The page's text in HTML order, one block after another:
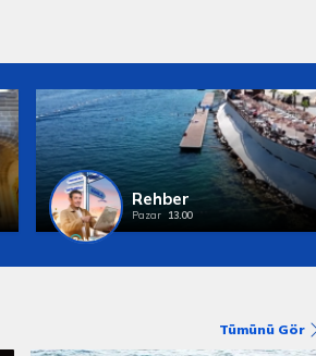
Rehber
Pazar 13.00
Tümünü Gör